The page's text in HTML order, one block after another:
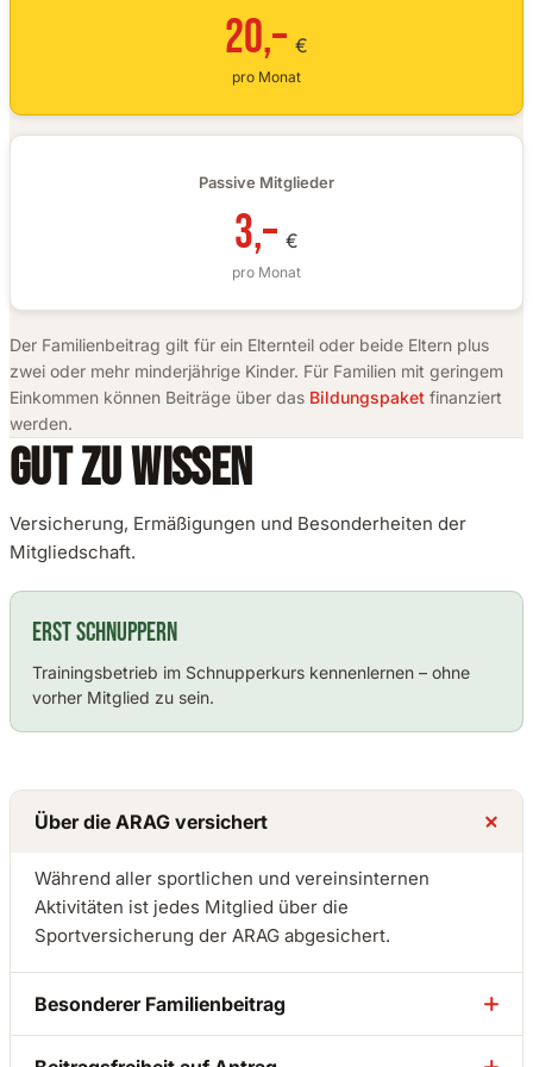
20,– €
pro Monat
Passive Mitglieder
3,– €
pro Monat
Der Familienbeitrag gilt für ein Elternteil oder beide Eltern plus
zwei oder mehr minderjährige Kinder. Für Familien mit geringem
Einkommen können Beiträge über das Bildungspaket finanziert
werden.
GUT ZU WISSEN
Versicherung, Ermäßigungen und Besonderheiten der
Mitgliedschaft.
ERST SCHNUPPERN
Trainingsbetrieb im Schnupperkurs kennenlernen – ohne
vorher Mitglied zu sein.
Über die ARAG versichert
Während aller sportlichen und vereinsinternen
Aktivitäten ist jedes Mitglied über die
Sportversicherung der ARAG abgesichert.
Besonderer Familienbeitrag